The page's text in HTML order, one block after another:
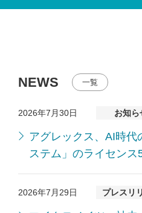
NEWS 一覧
2026年7月30日 お知ら
アグレックス、AI時代
ステム」のライセン
2026年7月29日 プレスリ